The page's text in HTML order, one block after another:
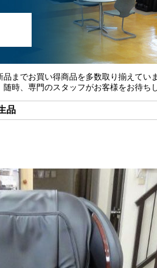
までお買い得商品を多数取り揃えていま
時、専門のスタッフがお客様をお待ち
品